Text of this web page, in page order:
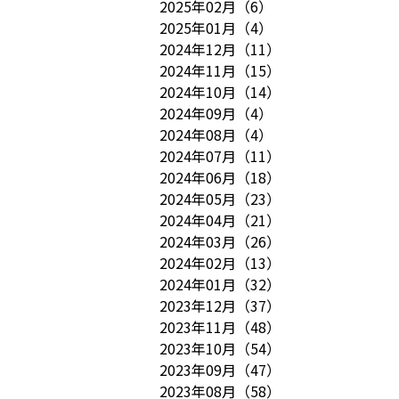
2025年02月 （6）
2025年01月 （4）
2024年12月 （11）
2024年11月 （15）
2024年10月 （14）
2024年09月 （4）
2024年08月 （4）
2024年07月 （11）
2024年06月 （18）
2024年05月 （23）
2024年04月 （21）
2024年03月 （26）
2024年02月 （13）
2024年01月 （32）
2023年12月 （37）
2023年11月 （48）
2023年10月 （54）
2023年09月 （47）
2023年08月 （58）